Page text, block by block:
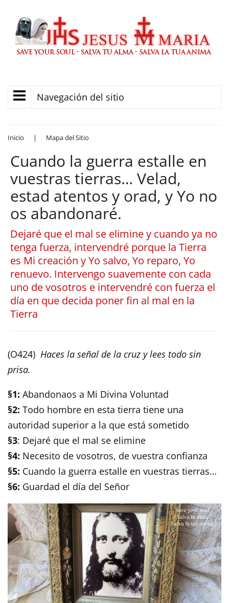
Navegación del sitio
Inicio | Mapa del Sitio
Cuando la guerra estalle en
vuestras tierras… Velad,
estad atentos y orad, y Yo no
os abandonaré.
Dejaré que el mal se elimine y cuando ya no
tenga fuerza, intervendré porque la Tierra
es Mi creación y Yo salvo, Yo reparo, Yo
renuevo. Intervengo suavemente con cada
uno de vosotros e intervendré con fuerza el
día en que decida poner fin al mal en la
Tierra
(O424) Haces la señal de la cruz y lees todo sin
prisa.
§1: Abandonaos a Mi Divina Voluntad
§2: Todo hombre en esta tierra tiene una
autoridad superior a la que está sometido
§3: Dejaré que el mal se elimine
§4: Necesito de vosotros, de vuestra confianza
§5: Cuando la guerra estalle en vuestras tierras…
§6: Guardad el día del Señor